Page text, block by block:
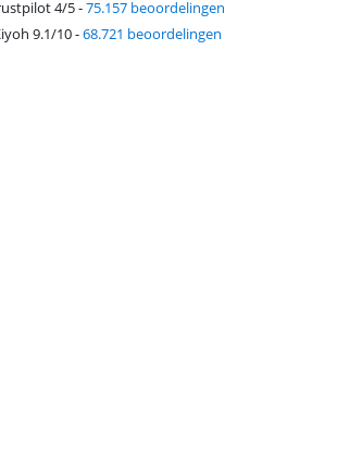
4/5-75.157 beoordelingen
9.1/10-68.721 beoordelingen